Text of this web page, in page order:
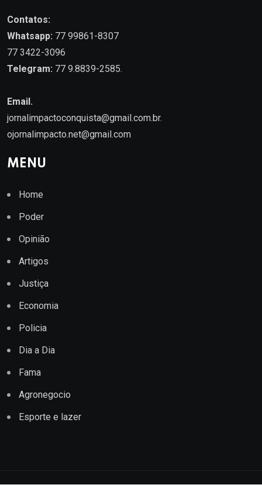
Contatos:
Whatsapp: 77 99861-8307
77 3422-3096
Telegram: 77 9.8839-2585.
Email.
jornalimpactoconquista@gmail.com.br.
ojornalimpacto.net@gmail.com
MENU
Home
Poder
Opinião
Artigos
Justiça
Economia
Policia
Dia a Dia
Fama
Agronegocio
Esporte e lazer